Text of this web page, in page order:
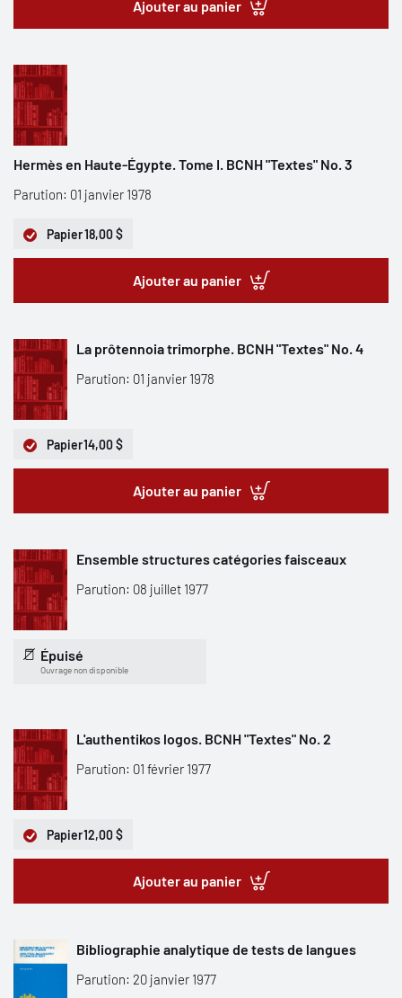
Ajouter au panier
Hermès en Haute-Égypte. Tome I. BCNH "Textes" No. 3
Parution: 01 janvier 1978
Papier18,00 $
Ajouter au panier
La prôtennoia trimorphe. BCNH "Textes" No. 4
Parution: 01 janvier 1978
Papier14,00 $
Ajouter au panier
Ensemble structures catégories faisceaux
Parution: 08 juillet 1977
Épuisé
Ouvrage non disponible
L'authentikos logos. BCNH "Textes" No. 2
Parution: 01 février 1977
Papier12,00 $
Ajouter au panier
Bibliographie analytique de tests de langues
Parution: 20 janvier 1977